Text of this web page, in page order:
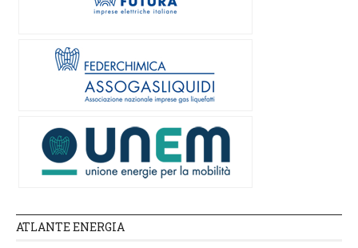
ATLANTE ENERGIA